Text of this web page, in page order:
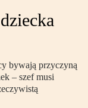
bywają przyczyną
– szef musi